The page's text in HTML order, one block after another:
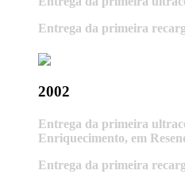
Entrega da primeira
2002
Entrega da primeira
Enriquecimento, em
Entrega da primeira